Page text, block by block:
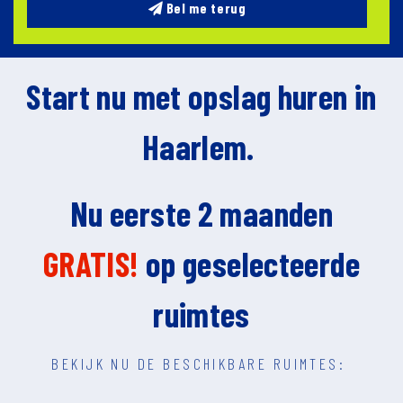
Bel me terug
Start nu met opslag huren in
Haarlem.
Nu eerste 2 maanden
GRATIS! op geselecteerde
ruimtes
BEKIJK NU DE BESCHIKBARE RUIMTES: